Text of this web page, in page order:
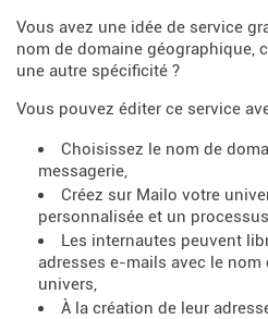
Vous avez une idée de service
nom de domaine géographique,
une autre spécificité ?
Vous pouvez éditer ce service
Choisissez le nom de
messagerie,
Créez sur Mailo votre
personnalisée et un
Les internautes peuvent
adresses e-mails avec le nom
univers,
À la création de leur